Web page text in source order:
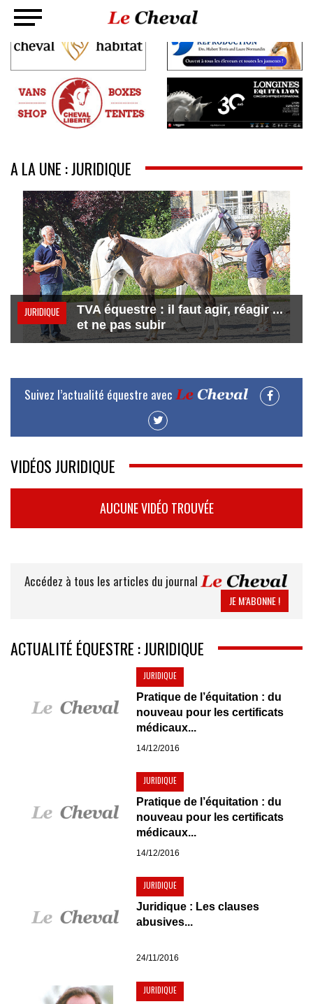
A LA UNE : JURIDIQUE
JURIDIQUE
TVA équestre : il faut agir, réagir ...
et ne pas subir
Suivez l’actualité équestre avec
VIDÉOS JURIDIQUE
AUCUNE VIDÉO TROUVÉE
Accédez à tous les articles du journal
JE M’ABONNE !
ACTUALITÉ ÉQUESTRE : JURIDIQUE
JURIDIQUE
Pratique de l’équitation : du
nouveau pour les certificats
médicaux...
14/12/2016
JURIDIQUE
Pratique de l’équitation : du
nouveau pour les certificats
médicaux...
14/12/2016
JURIDIQUE
Juridique : Les clauses
abusives...
24/11/2016
JURIDIQUE